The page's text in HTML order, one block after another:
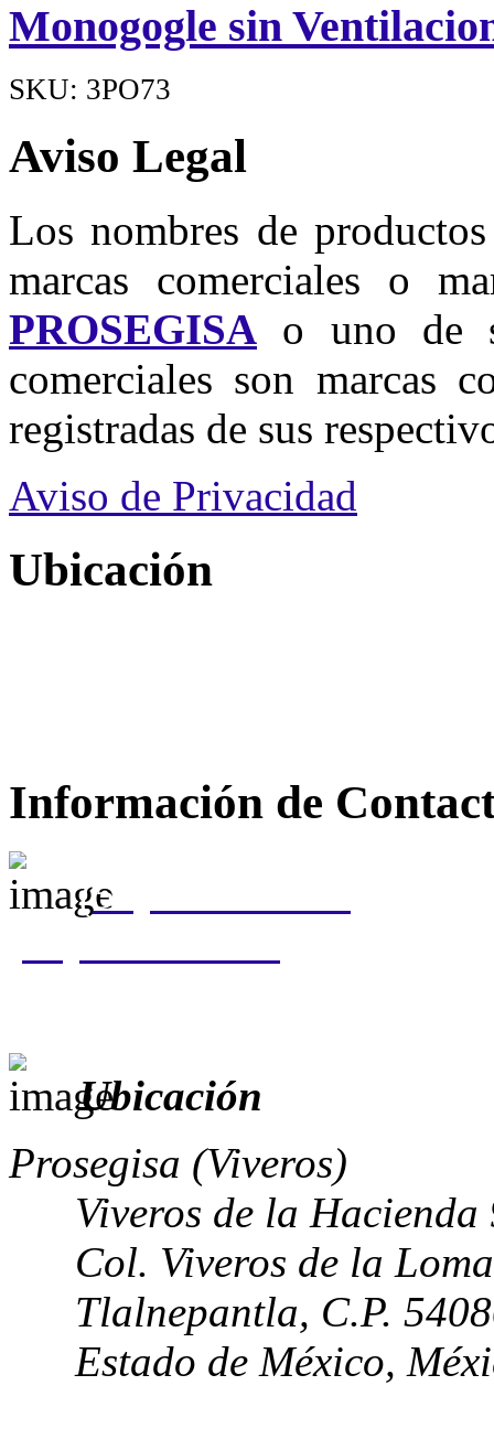
Monogogle sin
SKU: 3PO73
Aviso Legal
Los nombres de
marcas comerciales o
PROSEGISA o uno de
comerciales son marcas
registradas de sus
Aviso de Privacidad
Ubicación
Información de
(55) 5310 0050
Ubicación
Prosegisa (Viveros)
Viveros de la Hacienda
Col. Viveros de la Loma
Tlalnepantla, C.P.
Estado de México,